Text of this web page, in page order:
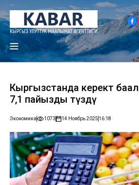
Кыргызстанда керектөө
7,1 пайызды түздү
Экономика 1073 14 Ноябрь 2025 16:18